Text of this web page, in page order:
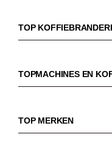
Koffiebonen
Biologische koffie
Espresso
TOP
Dinzler
Elbgold
TOPMACHINES EN
Pistonmachines
Filter koffiezetapparaten
TOP MERKEN